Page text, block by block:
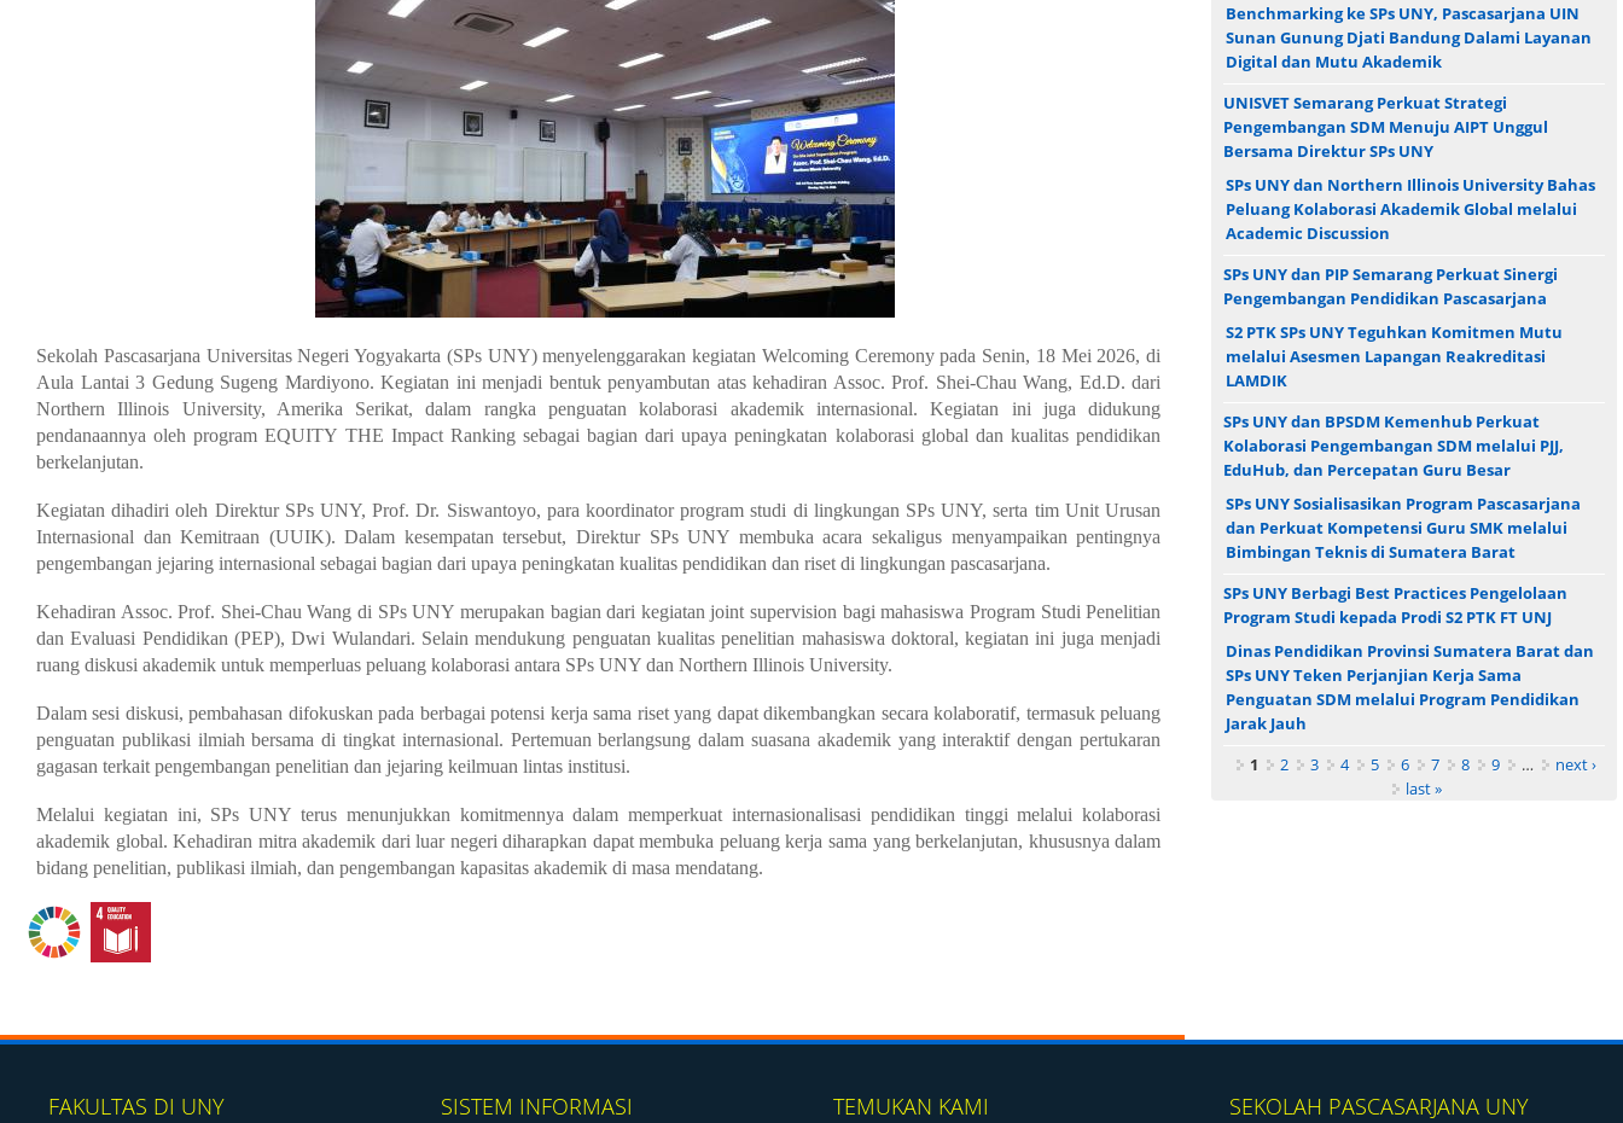
Sekolah Pascasarjana Universitas Negeri Yogyakarta (SPs UNY) menyelenggarakan kegiatan Welcoming Ceremonypada Senin, 18 Mei 2026, di
Aula Lantai 3 Gedung Sugeng Mardiyono. Kegiatan ini menjadi bentuk penyambutan atas kehadiran Assoc. Prof. Shei-Chau Wang, Ed.D. dari
Northern Illinois University, Amerika Serikat, dalam rangka penguatan kolaborasi akademik internasional. Kegiatan ini juga didukung
pendanaannya oleh program EQUITY THE Impact Ranking sebagai bagian dari upaya peningkatan kolaborasi global dan kualitas pendidikan
berkelanjutan.
Kegiatan dihadiri oleh Direktur SPs UNY, Prof. Dr. Siswantoyo, para koordinator program studi di lingkungan SPs UNY, serta tim Unit Urusan
Internasional dan Kemitraan (UUIK). Dalam kesempatan tersebut, Direktur SPs UNY membuka acara sekaligus menyampaikan pentingnya
pengembangan jejaring internasional sebagai bagian dari upaya peningkatan kualitas pendidikan dan riset di lingkungan pascasarjana.
Kehadiran Assoc. Prof. Shei-Chau Wang di SPs UNY merupakan bagian dari kegiatanjoint supervision bagi mahasiswa Program Studi Penelitian
dan Evaluasi Pendidikan (PEP), Dwi Wulandari. Selain mendukung penguatan kualitas penelitian mahasiswa doktoral, kegiatan ini juga menjadi
ruang diskusi akademik untuk memperluas peluang kolaborasi antara SPs UNY dan Northern Illinois University.
Dalam sesi diskusi, pembahasan difokuskan pada berbagai potensi kerja sama riset yang dapat dikembangkan secara kolaboratif, termasuk peluang
penguatan publikasi ilmiah bersama di tingkat internasional. Pertemuan berlangsung dalam suasana akademik yang interaktif dengan pertukaran
gagasan terkait pengembangan penelitian dan jejaring keilmuan lintas institusi.
Melalui kegiatan ini, SPs UNY terus menunjukkan komitmennya dalam memperkuat internasionalisasi pendidikan tinggi melalui kolaborasi
akademik global. Kehadiran mitra akademik dari luar negeri diharapkan dapat membuka peluang kerja sama yang berkelanjutan, khususnya dalam
bidang penelitian, publikasi ilmiah, dan pengembangan kapasitas akademik di masa mendatang.
Benchmarking ke SPs UNY, Pascasarjana UIN
Sunan Gunung Djati Bandung Dalami Layanan
Digital dan Mutu Akademik
UNISVET Semarang Perkuat Strategi
Pengembangan SDM Menuju AIPT Unggul
Bersama Direktur SPs UNY
SPs UNY dan Northern Illinois University Bahas
Peluang Kolaborasi Akademik Global melalui
Academic Discussion
SPs UNY dan PIP Semarang Perkuat Sinergi
Pengembangan Pendidikan Pascasarjana
S2 PTK SPs UNY Teguhkan Komitmen Mutu
melalui Asesmen Lapangan Reakreditasi
LAMDIK
SPs UNY dan BPSDM Kemenhub Perkuat
Kolaborasi Pengembangan SDM melalui PJJ,
EduHub, dan Percepatan Guru Besar
SPs UNY Sosialisasikan Program Pascasarjana
dan Perkuat Kompetensi Guru SMK melalui
Bimbingan Teknis di Sumatera Barat
SPs UNY Berbagi Best Practices Pengelolaan
Program Studi kepada Prodi S2 PTK FT UNJ
Dinas Pendidikan Provinsi Sumatera Barat dan
SPs UNY Teken Perjanjian Kerja Sama
Penguatan SDM melalui Program Pendidikan
Jarak Jauh
Pages
1 2 3 4 5 6 7 8 9 …
next ›
last »
FAKULTAS DI UNY SISTEM INFORMASI TEMUKAN KAMI SEKOLAH PASCASARJANA UNY